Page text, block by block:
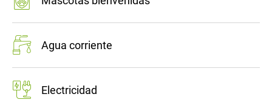
Agua corriente
Electricidad